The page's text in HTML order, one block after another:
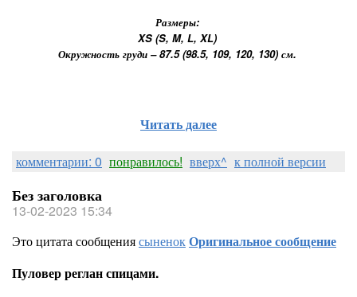
Размеры:
XS (S, M, L, XL)
Окружность груди – 87.5 (98.5, 109, 120, 130) см.
Читать далее
комментарии: 0 понравилось! вверх^ к полной версии
Без заголовка
13-02-2023 15:34
Это цитата сообщениясыненокОригинальное сообщение
Пуловер реглан спицами.